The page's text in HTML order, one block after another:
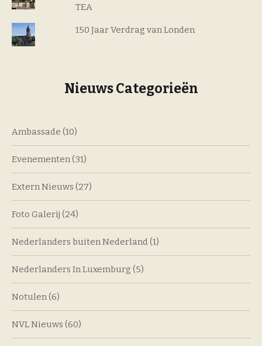
TEA
150 Jaar Verdrag van Londen
Nieuws Categorieën
Ambassade (10)
Evenementen(31)
Extern Nieuws (27)
Foto Galerij (24)
Nederlanders buiten Nederland (1)
Nederlanders In Luxemburg (5)
Notulen(6)
NVL Nieuws (60)